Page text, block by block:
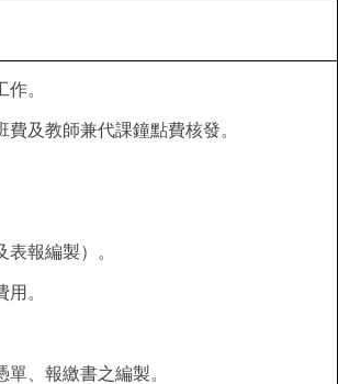
。
及教師兼代課鐘點費核發。
報編製）。
。
、報繳書之編製。